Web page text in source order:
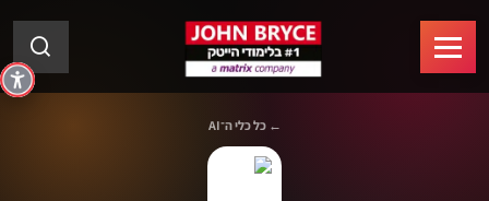
← כל כלי ה־AI